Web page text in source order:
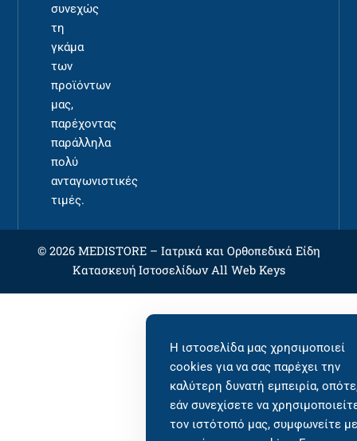
συνεχώς
τη
γκάμα
των
προϊόντων
μας,
παρέχοντας
παράλληλα
πολύ
ανταγωνιστικές
τιμές.
© 2026 MEDISTORE – Ιατρικά και Ορθοπεδικά Είδη
Κατασκευή ΙστοσελίδωνAll Web Keys
Η ιστοσελίδα μας χρησιμοποιεί
cookies για να σας παρέχει την
καλύτερη δυνατή εμπειρία,
εάν συνεχίσετε να
τον ιστότοπό μας, συμφωνείτε με